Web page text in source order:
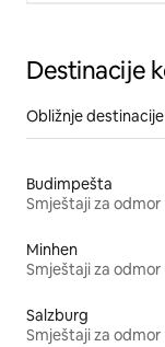
Destinacije
Obližnje destinacije
Budimpešta
Smještaji za odmor
Minhen
Smještaji za odmor
Salzburg
Smještaji za odmor